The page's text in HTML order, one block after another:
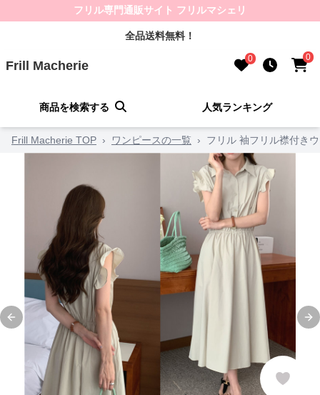
フリル専門通販サイト フリルマシェリ
全品送料無料！
Frill Macherie 0 0
商品を検索する 人気ランキング
Frill Macherie TOP › ワンピースの一覧 › フリル 袖フリル襟付き
Previous slide